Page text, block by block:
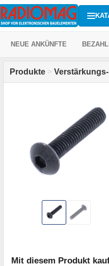
NEUE ANKÜNFTE
Produkte >
Mit diesem Produkt